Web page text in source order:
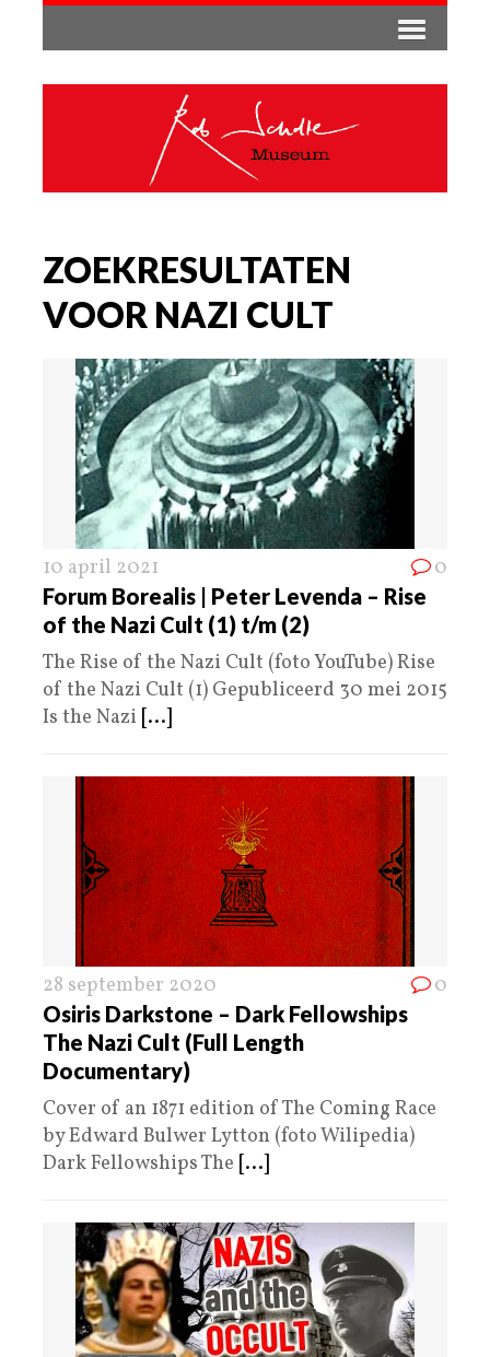
ZOEKRESULTATEN
VOOR NAZI CULT
10 april 2021 0
Forum Borealis | Peter Levenda – Rise
of the Nazi Cult (1) t/m (2)
The Rise of the Nazi Cult (foto YouTube) Rise
of the Nazi Cult (1) Gepubliceerd 30 mei 2015
Is the Nazi [...]
28 september 2020 0
Osiris Darkstone – Dark Fellowships
The Nazi Cult (Full Length
Documentary)
Cover of an 1871 edition of The Coming Race
by Edward Bulwer Lytton (foto Wilipedia)
Dark Fellowships The [...]